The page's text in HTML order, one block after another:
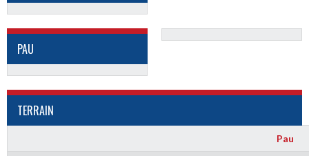
PAU
TERRAIN
Pau